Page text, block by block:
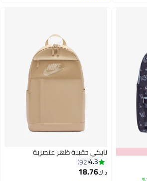
نايكي حقيبة ظهر عنصرية
4.3
92
د.ك‏18.76